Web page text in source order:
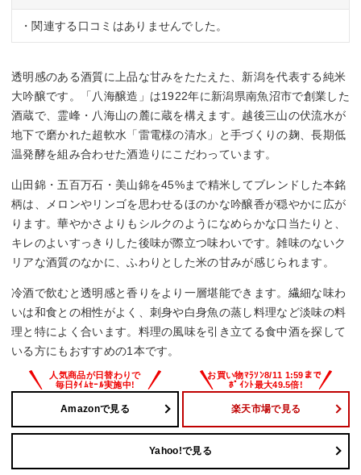
・関連する口コミはありませんでした。
透明感のある酒質に上品な甘みをたたえた、新潟を代表する純米
大吟醸です。「八海醸造」は1922年に新潟県南魚沼市で創業した
酒蔵で、霊峰・八海山の麓に蔵を構えます。越後三山の伏流水が
地下で磨かれた超軟水「雷電様の清水」と手づくりの麹、長期低
温発酵を組み合わせた酒造りにこだわっています。
山田錦・五百万石・美山錦を45%まで精米してブレンドした本銘
柄は、メロンやリンゴを思わせるほのかな吟醸香が穏やかに広が
ります。華やかさよりもシルクのようになめらかな口当たりと、
キレのよいすっきりした後味が際立つ味わいです。雑味のないク
リアな酒質のなかに、ふわりとした米の甘みが感じられます。
冷酒で飲むと透明感と香りをより一層堪能できます。繊細な味わ
いは和食との相性がよく、刺身や白身魚の蒸し料理など淡味の料
理と特によく合います。料理の風味を引き立てる食中酒を探して
いる方にもおすすめの1本です。
Amazonで見る 楽天市場で見る
Yahoo!で見る